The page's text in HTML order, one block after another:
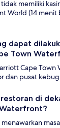
memiliki
World (14
dapat
Town
Cape Town
dan pusat
restoran di